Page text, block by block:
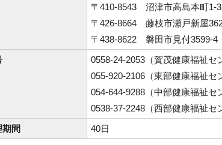
〒410-8543 沼津市高島本町1-3
〒426-8664 藤枝市瀬戸新屋
〒438-8622 磐田市見付3599-4
0558-24-2053（賀茂健康福祉セ
055-920-2106（東部健康福祉セ
054-644-9288（中部健康福祉セ
0538-37-2248（西部健康福祉セ
間
40日